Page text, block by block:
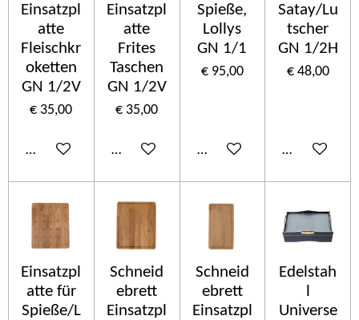
Einsatzpl
atte
Fleischkr
oketten
GN 1/2V
€ 35,00
In winkelwagen
Einsatzpl
atte
Frites
Taschen
GN 1/2V
€ 35,00
In winkelwagen
Spieße,
Lollys
GN 1/1
€ 95,00
In winkelwagen
Satay/Lu
tscher
GN 1/2H
€ 48,00
In
Einsatzpl
atte für
Spieße/L
Schneid
ebrett
Einsatzpl
Schneid
ebrett
Einsatzpl
Edelstah
Universe